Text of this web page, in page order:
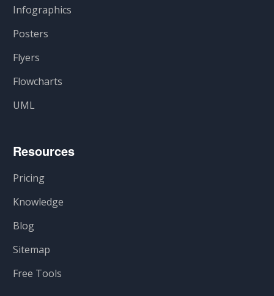
Infographics
Posters
Flyers
Flowcharts
UML
Resources
Pricing
Knowledge
Blog
Sitemap
Free Tools